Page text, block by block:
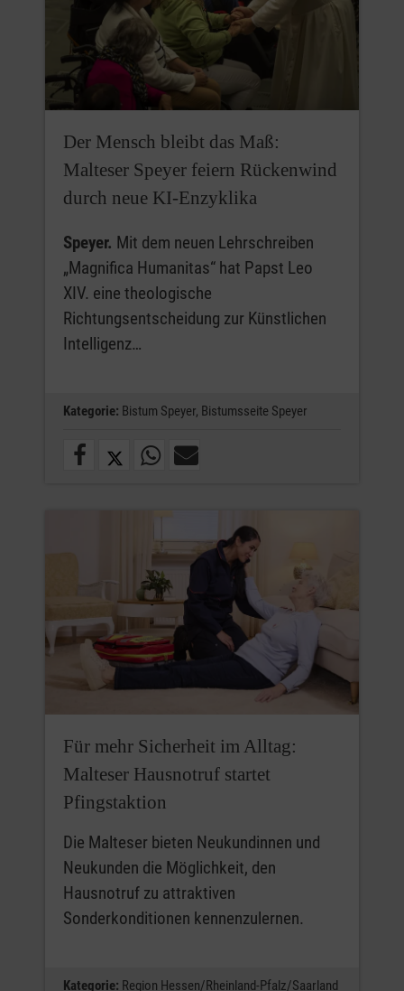
Der Mensch bleibt das Maß:
Malteser Speyer feiern Rückenwind
durch neue KI-Enzyklika
Speyer. Mit dem neuen Lehrschreiben
„Magnifica Humanitas“ hat Papst Leo
XIV. eine theologische
Richtungsentscheidung zur Künstlichen
Intelligenz…
Kategorie: Bistum Speyer, Bistumsseite Speyer
Für mehr Sicherheit im Alltag:
Malteser Hausnotruf startet
Pfingstaktion
Die Malteser bieten Neukundinnen und
Neukunden die Möglichkeit, den
Hausnotruf zu attraktiven
Sonderkonditionen kennenzulernen.
Kategorie: Region Hessen/Rheinland-Pfalz/Saarland